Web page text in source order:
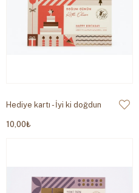
Hediye kartı - İyi ki doğdun
10,00₺